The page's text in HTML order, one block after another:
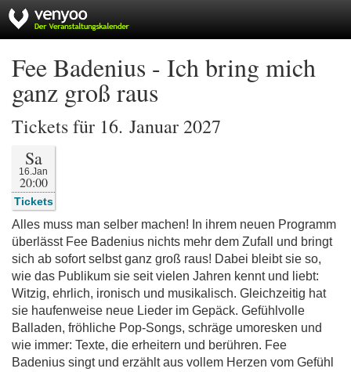
Fee Badenius - Ich bring mich
ganz groß raus
Tickets für 16. Januar 2027
Sa
16.Jan
20:00
Tickets
Alles muss man selber machen! In ihrem neuen Programm
überlässt Fee Badenius nichts mehr dem Zufall und bringt
sich ab sofort selbst ganz groß raus! Dabei bleibt sie so,
wie das Publikum sie seit vielen Jahren kennt und liebt:
Witzig, ehrlich, ironisch und musikalisch. Gleichzeitig hat
sie haufenweise neue Lieder im Gepäck. Gefühlvolle
Balladen, fröhliche Pop-Songs, schräge umoresken und
wie immer: Texte, die erheitern und berühren. Fee
Badenius singt und erzählt aus vollem Herzen vom Gefühl